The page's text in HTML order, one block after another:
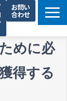
お問い
合わせ
めに必
得する